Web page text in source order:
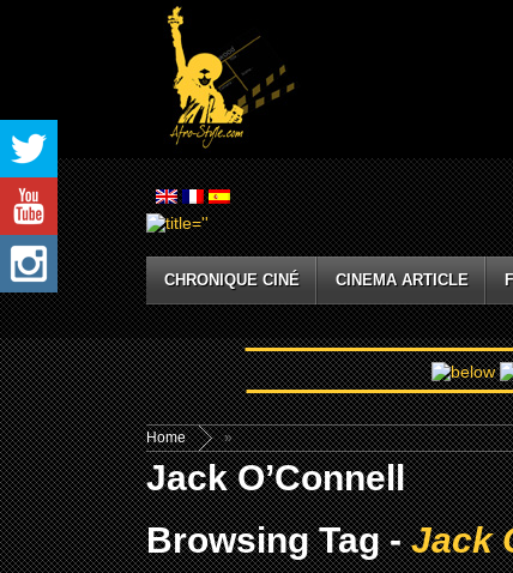
CHRONIQUE CINÉ CINEMA ARTICLE
Home »
Jack O’Connell
Browsing Tag -Jack